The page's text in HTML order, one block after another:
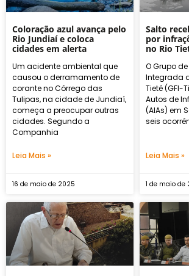
Coloração azul avança pelo
Rio Jundiaí e coloca
cidades em alerta
Um acidente ambiental que
causou o derramamento de
corante no Córrego das
Tulipas, na cidade de Jundiaí,
começa a preocupar outras
cidades. Segundo a
Companhia
Leia Mais »
16 de maio de 2025
Salto
por
no Rio
O Grupo
Integrada
Tietê (GFI-
Autos de
(AIAs) em
seis
Leia Mais »
1 de maio de